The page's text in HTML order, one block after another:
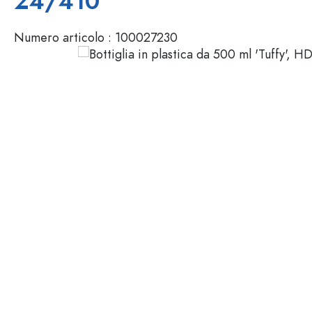
Contenitori di plastica
Numero articolo : 100027230